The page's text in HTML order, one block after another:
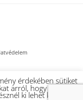
Minden jog fenntartva
érdekében sütiket
arról, hogy milyen
ki lehet kapcsolni